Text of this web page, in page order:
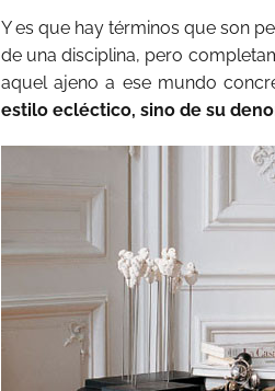
Y es que hay términos que son
de una disciplina, pero
aquel ajeno a ese mundo
estilo ecléctico, sino de su